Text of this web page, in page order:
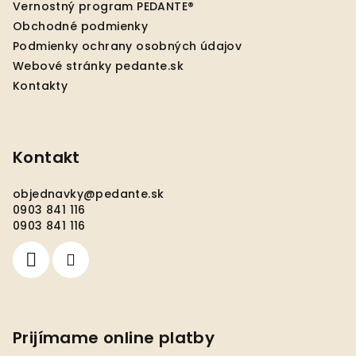
Vernostný program PEDANTE®
Obchodné podmienky
Podmienky ochrany osobných údajov
Webové stránky pedante.sk
Kontakty
Kontakt
objednavky@pedante.sk
0903 841 116
0903 841 116
Prijímame online platby